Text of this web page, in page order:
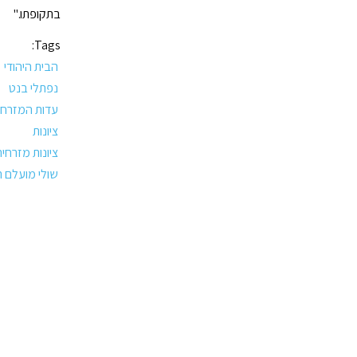
בתקופתו."
Tags:
הבית היהודי
נפתלי בנט
עדות המזרח
ציונות
ציונות
שולי מועלם